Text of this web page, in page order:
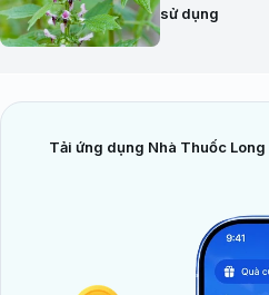
sử dụng
Tải ứng dụng Nhà Thuốc Long